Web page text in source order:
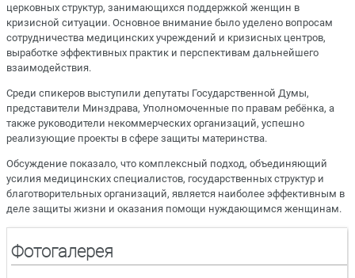
церковных структур, занимающихся поддержкой женщин в
кризисной ситуации. Основное внимание было уделено вопросам
сотрудничества медицинских учреждений и кризисных центров,
выработке эффективных практик и перспективам дальнейшего
взаимодействия.
Среди спикеров выступили депутаты Государственной Думы,
представители Минздрава, Уполномоченные по правам ребёнка, а
также руководители некоммерческих организаций, успешно
реализующие проекты в сфере защиты материнства.
Обсуждение показало, что комплексный подход, объединяющий
усилия медицинских специалистов, государственных структур и
благотворительных организаций, является наиболее эффективным в
деле защиты жизни и оказания помощи нуждающимся женщинам.
Фотогалерея